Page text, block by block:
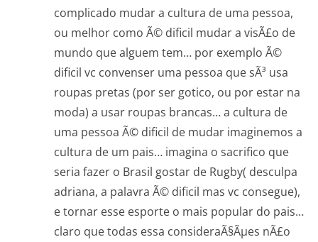
complicado mudar a cultura de uma pessoa,
ou melhor como Ã© dificil mudar a visÃ£o de
mundo que alguem tem… por exemplo Ã©
dificil vc convenser uma pessoa que sÃ³ usa
roupas pretas (por ser gotico, ou por estar na
moda) a usar roupas brancas… a cultura de
uma pessoa Ã© dificil de mudar imaginemos a
cultura de um pais… imagina o sacrifico que
seria fazer o Brasil gostar de Rugby( desculpa
adriana, a palavra Ã© dificil mas vc consegue),
e tornar esse esporte o mais popular do pais…
claro que todas essa consideraÃ§Ãµes nÃ£o